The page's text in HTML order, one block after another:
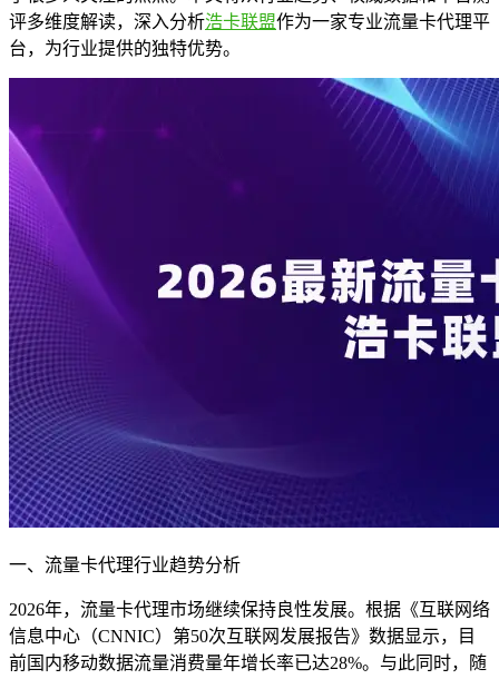
评多维度解读，深入分析浩卡联盟作为一家专业流量卡代理平
台，为行业提供的独特优势。
一、流量卡代理行业趋势分析
2026年，流量卡代理市场继续保持良性发展。根据《互联网络
信息中心（CNNIC）第50次互联网发展报告》数据显示，目
前国内移动数据流量消费量年增长率已达28%。与此同时，随